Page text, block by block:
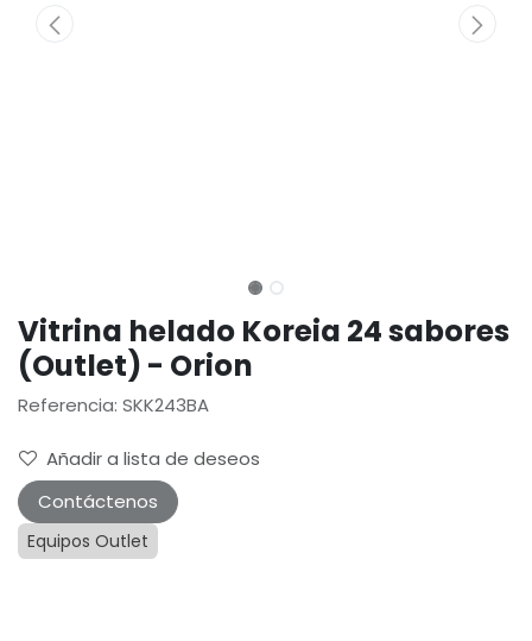
Vitrina helado Koreia 24 sabores
(Outlet) - Orion
Referencia: SKK243BA
Añadir a lista de deseos
Contáctenos
Equipos Outlet